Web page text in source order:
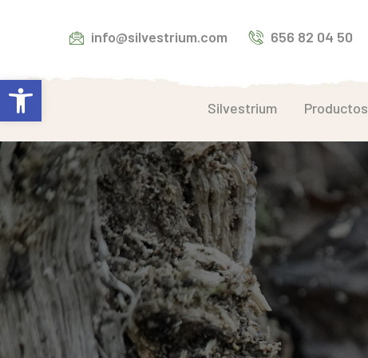
Abrir barra de herramientas
info@silvestrium.com 656 82 04 50
Silvestrium Productos